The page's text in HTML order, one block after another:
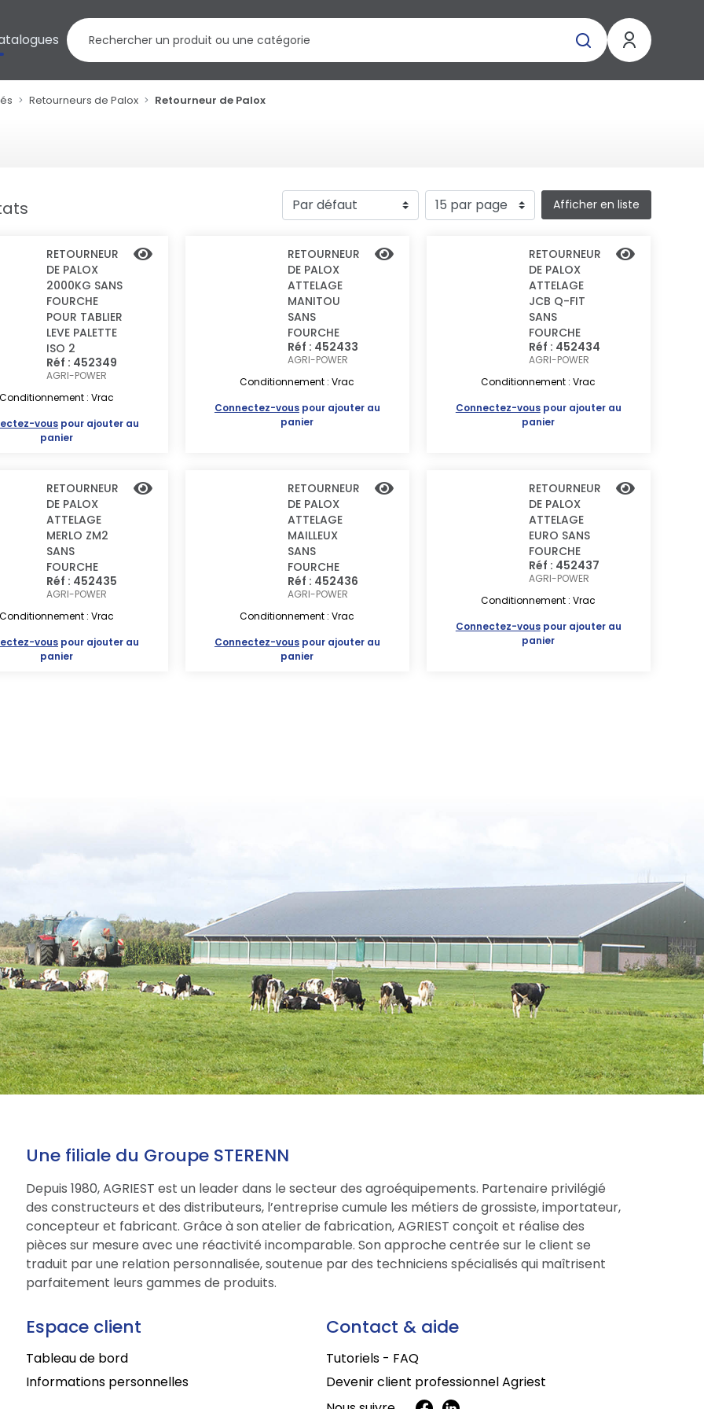
Retourneurs de Palox Retourneur de Palox
Afficher en liste
RETOURNEUR
DE PALOX
2000KG SANS
FOURCHE
POUR TABLIER
LEVE PALETTE
ISO 2
Réf : 452349
AGRI-POWER
Conditionnement : Vrac
vous pour ajouter au
panier
RETOURNEUR
DE PALOX
ATTELAGE
MANITOU
SANS
FOURCHE
Réf : 452433
AGRI-POWER
Conditionnement : Vrac
Connectez-vouspour ajouter au
panier
RETOURNEUR
DE PALOX
ATTELAGE
JCB Q-FIT
SANS
FOURCHE
Réf : 452434
AGRI-POWER
Conditionnement : Vrac
Connectez-vouspour ajouter au
panier
RETOURNEUR
DE PALOX
ATTELAGE
MERLO ZM2
SANS
FOURCHE
Réf : 452435
AGRI-POWER
Conditionnement : Vrac
vous pour ajouter au
panier
RETOURNEUR
DE PALOX
ATTELAGE
MAILLEUX
SANS
FOURCHE
Réf : 452436
AGRI-POWER
Conditionnement : Vrac
Connectez-vouspour ajouter au
panier
RETOURNEUR
DE PALOX
ATTELAGE
EURO SANS
FOURCHE
Réf : 452437
AGRI-POWER
Conditionnement : Vrac
Connectez-vouspour ajouter au
panier
Une filiale du Groupe STERENN
Depuis 1980, AGRIEST est un leader dans le secteur des agroéquipements. Partenaire privilégié
des constructeurs et des distributeurs, l’entreprise cumule les métiers de grossiste, importateur,
concepteur et fabricant. Grâce à son atelier de fabrication, AGRIEST conçoit et réalise des
pièces sur mesure avec une réactivité incomparable. Son approche centrée sur le client se
traduit par une relation personnalisée, soutenue par des techniciens spécialisés qui maîtrisent
parfaitement leurs gammes de produits.
Espace client
Tableau de bord
Informations personnelles
Contact & aide
Tutoriels - FAQ
Devenir client professionnel Agriest